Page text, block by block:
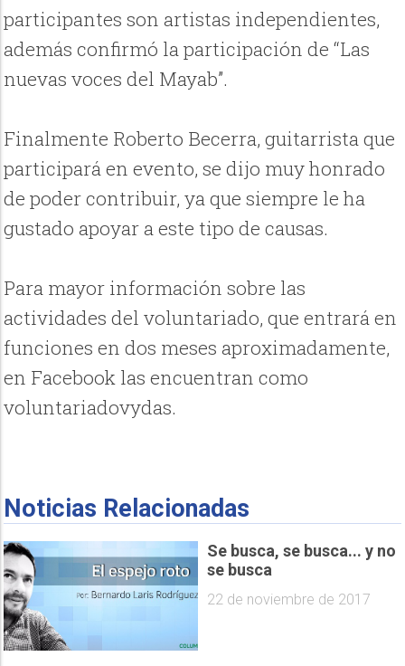
participantes son artistas independientes,
además confirmó la participación de “Las
nuevas voces del Mayab”.
Finalmente Roberto Becerra, guitarrista que
participará en evento, se dijo muy honrado
de poder contribuir, ya que siempre le ha
gustado apoyar a este tipo de causas.
Para mayor información sobre las
actividades del voluntariado, que entrará en
funciones en dos meses aproximadamente,
en Facebook las encuentran como
voluntariadovydas.
Noticias Relacionadas
Se busca, se busca... y no
se busca
22 de noviembre de 2017